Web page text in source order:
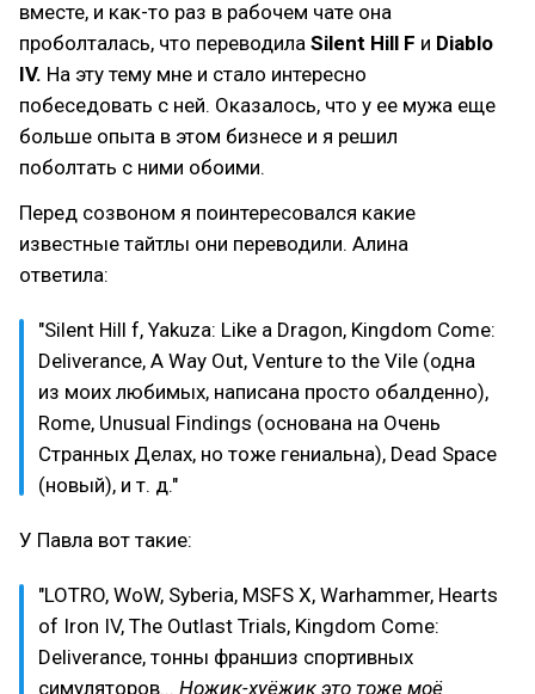
вместе, и как-то раз в рабочем чате она
проболталась, что переводила Silent Hill F и Diablo
IV. На эту тему мне и стало интересно
побеседовать с ней. Оказалось, что у ее мужа еще
больше опыта в этом бизнесе и я решил
поболтать с ними обоими.
Перед созвоном я поинтересовался какие
известные тайтлы они переводили. Алина
ответила:
"Silent Hill f, Yakuza: Like a Dragon, Kingdom Come:
Deliverance, A Way Out, Venture to the Vile (одна
из моих любимых, написана просто обалденно),
Rome, Unusual Findings (основана на Очень
Странных Делах, но тоже гениальна), Dead Space
(новый), и т. д."
У Павла вот такие:
"LOTRO, WoW, Syberia, MSFS X, Warhammer, Hearts
of Iron IV, The Outlast Trials, Kingdom Come:
Deliverance, тонны франшиз спортивных
симуляторов... Ножик-хуёжик это тоже моё